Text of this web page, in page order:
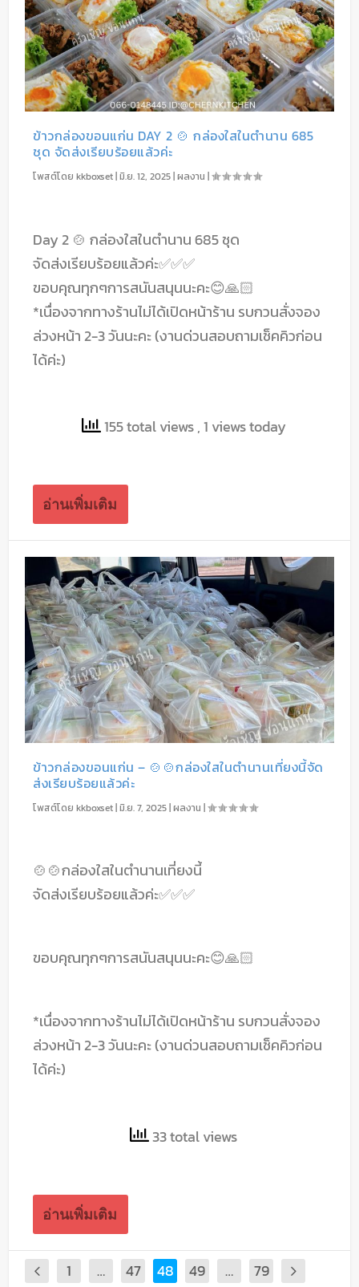
ข้าวกล่องขอนแก่น DAY 2 🍲 กล่องใสในตำนาน 685
ชุด จัดส่งเรียบร้อยแล้วค่ะ
โพสต์โดยkkboxset|มิ.ย. 12, 2025|ผลงาน |
Day 2 🍲 กล่องใสในตำนาน 685 ชุด
จัดส่งเรียบร้อยแล้วค่ะ✅✅✅
ขอบคุณทุกๆการสนันสนุนนะคะ😊🙏🏻
*เนื่องจากทางร้านไม่ได้เปิดหน้าร้าน รบกวนสั่งจอง
ล่วงหน้า 2-3 วันนะคะ (งานด่วนสอบถามเช็คคิวก่อน
ได้ค่ะ)
155 total views, 1 views today
อ่านเพิ่มเติม
ข้าวกล่องขอนแก่น – 🍲🍲กล่องใสในตำนานเที่ยงนี้จัด
ส่งเรียบร้อยแล้วค่ะ
โพสต์โดยkkboxset|มิ.ย. 7, 2025|ผลงาน |
🍲🍲กล่องใสในตำนานเที่ยงนี้
จัดส่งเรียบร้อยแล้วค่ะ✅✅✅
ขอบคุณทุกๆการสนันสนุนนะคะ😊🙏🏻
*เนื่องจากทางร้านไม่ได้เปิดหน้าร้าน รบกวนสั่งจอง
ล่วงหน้า 2-3 วันนะคะ (งานด่วนสอบถามเช็คคิวก่อน
ได้ค่ะ)
33 total views
อ่านเพิ่มเติม
1 … 47 48 49 … 79